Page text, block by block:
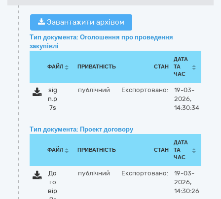
Завантажити архівом
Тип документа: Оголошення про проведення
закупівлі
ФАЙЛ ПРИВАТНІСТЬ СТАН
ДАТА
ТА
ЧАС
sig
n.p
7s
публічний Експортовано:
19-03-
2026,
14:30:34
Тип документа: Проект договору
ФАЙЛ ПРИВАТНІСТЬ СТАН
ДАТА
ТА
ЧАС
До
го
вір
публічний Експортовано:
19-03-
2026,
14:30:26